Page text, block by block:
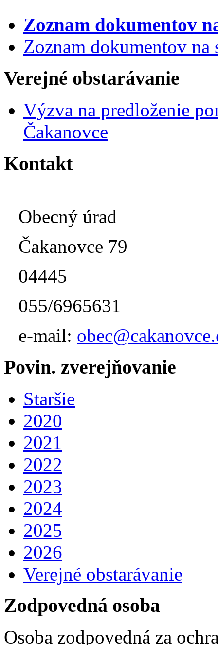
Zoznam dokumentov
Zoznam dokumentov
Verejné obstarávanie
Výzva na predloženie
Čakanovce
Kontakt
Obecný úrad
Čakanovce 79
04445
055/6965631
e-mail:
Povin. zverejňovanie
Staršie
2020
2021
2022
2023
2024
2025
2026
Verejné obstarávanie
Zodpovedná osoba
Osoba zodpovedná za